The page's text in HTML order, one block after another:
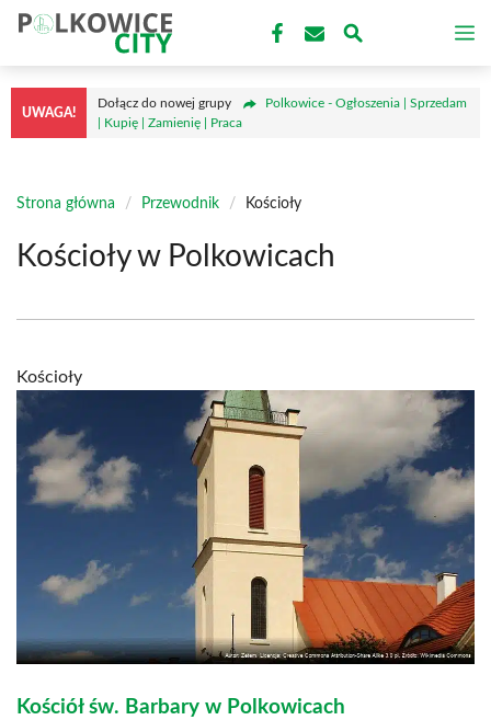
Przejdź
treści
UWAGA!
Dołącz do nowej grupy
Polkowice - Ogłoszenia | Sprzedam
| Kupię | Zamienię | Praca
Strona główna / Przewodnik / Kościoły
Kościoły w Polkowicach
Kościoły
Kościół św. Barbary w Polkowicach